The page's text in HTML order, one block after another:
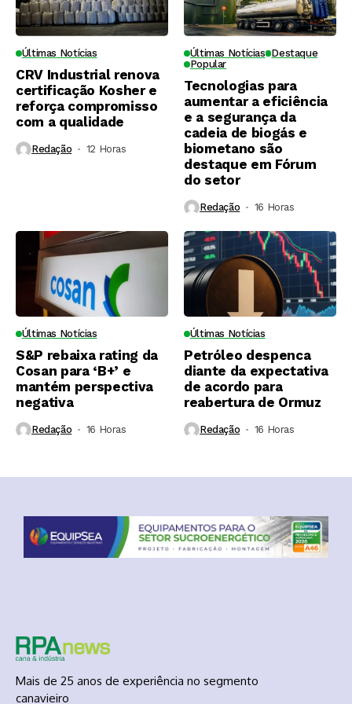
Últimas Notícias
CRV Industrial renova
certificação Kosher e
reforça compromisso
com a qualidade
Redação 12 Horas ⁮
Últimas Notícias Destaque
Popular
Tecnologias para
aumentar a eficiência
e a segurança da
cadeia de biogás e
biometano são
destaque em Fórum
do setor
Redação 16 Horas ⁮
Últimas Notícias
S&P rebaixa rating da
Cosan para ‘B+’ e
mantém perspectiva
negativa
Redação 16 Horas ⁮
Últimas Notícias
Petróleo despenca
diante da expectativa
de acordo para
reabertura de Ormuz
Redação 16 Horas ⁮
Mais de 25 anos de experiência no segmento
canavieiro